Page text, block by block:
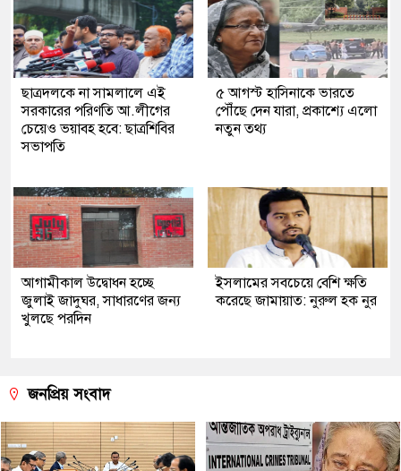
ছাত্রদলকে না সামলালে এই
সরকারের পরিণতি আ.লীগের
চেয়েও ভয়াবহ হবে: ছাত্রশিবির
সভাপতি
৫ আগস্ট হাসিনাকে ভারতে
পৌঁছে দেন যারা, প্রকাশ্যে এলো
নতুন তথ্য
আগামীকাল উদ্বোধন হচ্ছে
জুলাই জাদুঘর, সাধারণের জন্য
খুলছে পরদিন
ইসলামের সবচেয়ে বেশি ক্ষতি
করেছে জামায়াত: নুরুল হক নুর
জনপ্রিয় সংবাদ